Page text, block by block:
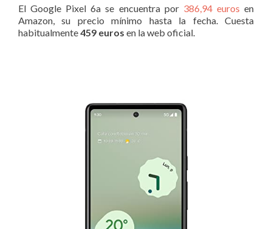
El Google Pixel 6a se encuentra por 386,94 euros en
Amazon, su precio mínimo hasta la fecha. Cuesta
habitualmente459 euros en la web oficial.